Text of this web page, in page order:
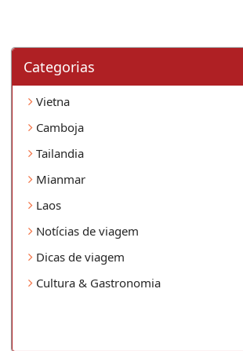
Categorias
Vietna
Camboja
Tailandia
Mianmar
Laos
Notícias de viagem
Dicas de viagem
Cultura & Gastronomia